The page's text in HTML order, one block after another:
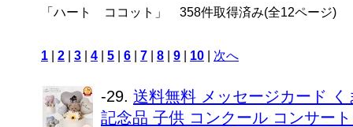
「ハート ココット」 358件取得済み(全12ページ)
1 2 3 4 5 6 7 8 9 10 次へ
-29. 送料無料 メッセージカード
記念品 子供 コンクール コンサー